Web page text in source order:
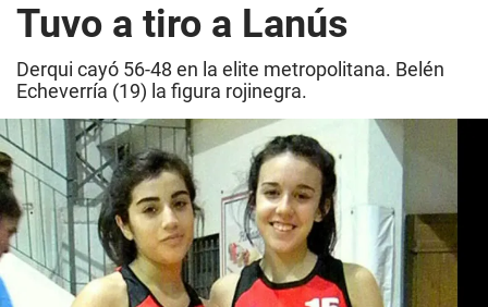
Tuvo a tiro a Lanús
Derqui cayó 56-48 en la elite metropolitana. Belén
Echeverría (19) la figura rojinegra.